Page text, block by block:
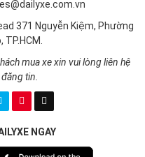
371 Nguyễn Kiệm, Phường
TP.HCM.
mua xe xin vui lòng liên hệ
tin.
NGAY